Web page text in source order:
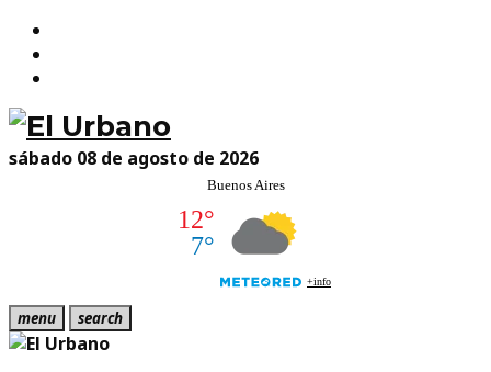
Skip
content
sábado 08 de agosto de 2026
menu search